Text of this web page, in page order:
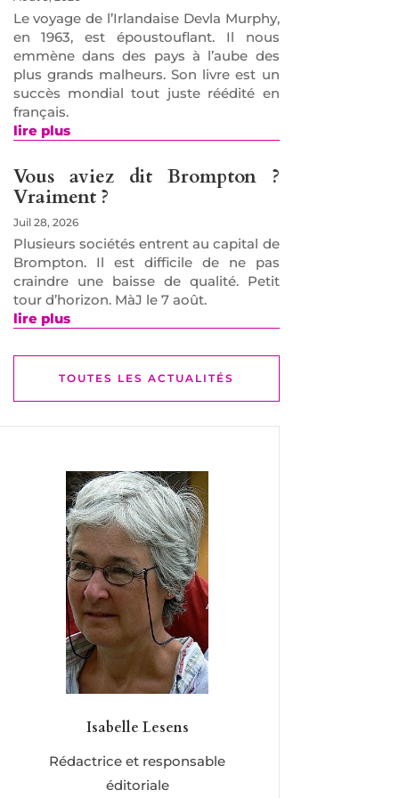
Le voyage de l’Irlandaise Devla Murphy,
en 1963, est époustouflant. Il nous
emmène dans des pays à l’aube des
plus grands malheurs. Son livre est un
succès mondial tout juste réédité en
français.
lire plus
Vous aviez dit Brompton ?
Vraiment ?
Juil 28, 2026
Plusieurs sociétés entrent au capital de
Brompton. Il est difficile de ne pas
craindre une baisse de qualité. Petit
tour d’horizon. MàJ le 7 août.
lire plus
TOUTES LES ACTUALITÉS
Isabelle Lesens
Rédactrice et responsable
éditoriale